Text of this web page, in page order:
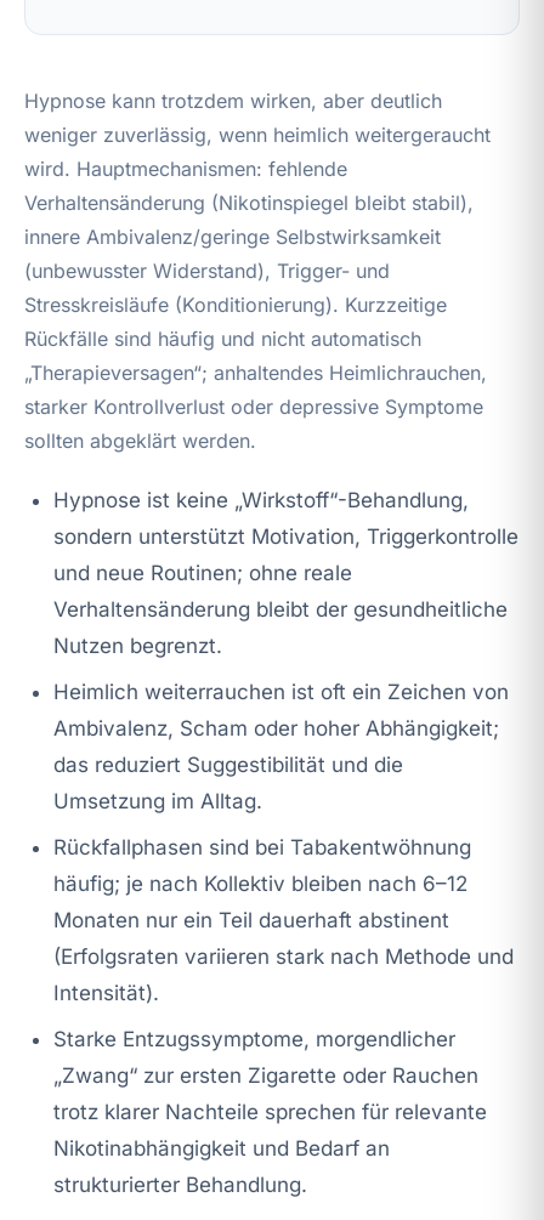
Hypnose kann trotzdem wirken, aber deutlich
weniger zuverlässig, wenn heimlich weitergeraucht
wird. Hauptmechanismen: fehlende
Verhaltensänderung (Nikotinspiegel bleibt stabil),
innere Ambivalenz/geringe Selbstwirksamkeit
(unbewusster Widerstand), Trigger- und
Stresskreisläufe (Konditionierung). Kurzzeitige
Rückfälle sind häufig und nicht automatisch
„Therapieversagen“; anhaltendes Heimlichrauchen,
starker Kontrollverlust oder depressive Symptome
sollten abgeklärt werden.
Hypnose ist keine „Wirkstoff“-Behandlung,
sondern unterstützt Motivation, Triggerkontrolle
und neue Routinen; ohne reale
Verhaltensänderung bleibt der gesundheitliche
Nutzen begrenzt.
Heimlich weiterrauchen ist oft ein Zeichen von
Ambivalenz, Scham oder hoher Abhängigkeit;
das reduziert Suggestibilität und die
Umsetzung im Alltag.
Rückfallphasen sind bei Tabakentwöhnung
häufig; je nach Kollektiv bleiben nach 6–12
Monaten nur ein Teil dauerhaft abstinent
(Erfolgsraten variieren stark nach Methode und
Intensität).
Starke Entzugssymptome, morgendlicher
„Zwang“ zur ersten Zigarette oder Rauchen
trotz klarer Nachteile sprechen für relevante
Nikotinabhängigkeit und Bedarf an
strukturierter Behandlung.